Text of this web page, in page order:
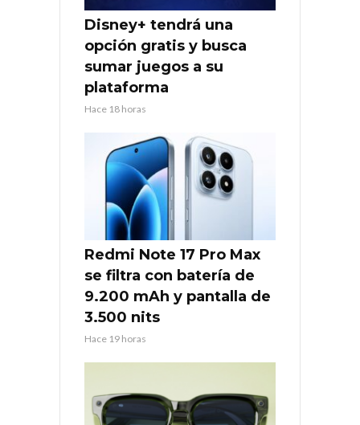
Disney+ tendrá una
opción gratis y busca
sumar juegos a su
plataforma
Hace 18 horas
Redmi Note 17 Pro Max
se filtra con batería de
9.200 mAh y pantalla de
3.500 nits
Hace 19 horas